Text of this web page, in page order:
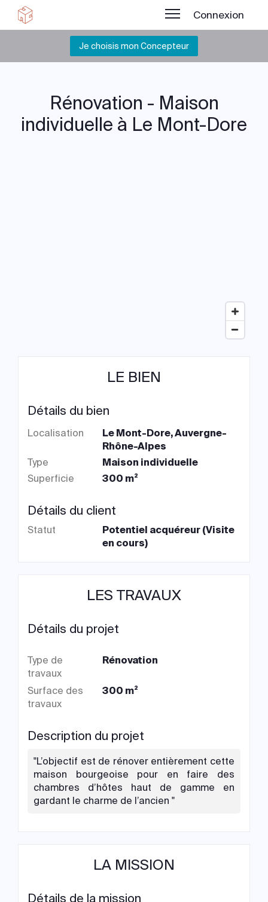
Connexion
Je choisis mon Concepteur
Rénovation - Maison
individuelle à Le Mont-Dore
LE BIEN
Détails du bien
Localisation
Le Mont-Dore, Auvergne-
Rhône-Alpes
Type
Maison individuelle
Superficie
300 m²
Détails du client
Statut
Potentiel acquéreur (Visite
en cours)
LES TRAVAUX
Détails du projet
Type de
travaux
Rénovation
Surface des
travaux
300 m²
Description du projet
"L’objectif est de rénover entièrement cette
maison bourgeoise pour en faire des
chambres d’hôtes haut de gamme en
gardant le charme de l’ancien "
LA MISSION
Détails de la mission